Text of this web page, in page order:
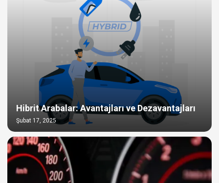
Hibrit Arabalar: Avantajları ve Dezavantajları
Şubat 17, 2025